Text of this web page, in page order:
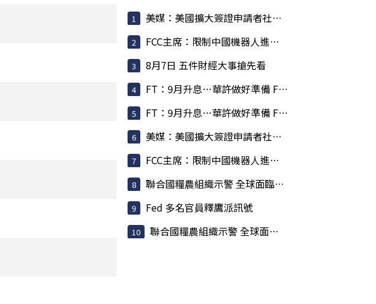
美媒：美國擴大簽證申請者社群審查 納入外國記者
FCC主席：限制中國機器人進口 旨在提振美國產能
8月7日 五件財經大事搶先看
FT：9月升息…華許做好準備 Fed 主席坦承上任來犯了一些錯
FT：9月升息…華許做好準備 Fed 主席坦承上任來犯了一些錯
美媒：美國擴大簽證申請者社群審查 納入外國記者
FCC主席：限制中國機器人進口 旨在提振美國產能
聯合國糧農組織示警 全球面臨新一波糧食通膨
Fed 多名官員釋鷹派訊號
聯合國糧農組織示警 全球面臨新一波糧食通膨